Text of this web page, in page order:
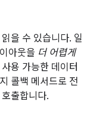
을 수 있습니다. 일
아웃을 더 어렵게
용 가능한 데이터
콜백 메서드로 전
출합니다.